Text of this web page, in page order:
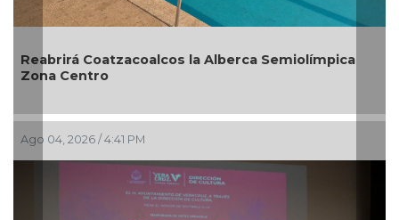
en Pánuco
Ago 01, 2026 / 6:23 PM